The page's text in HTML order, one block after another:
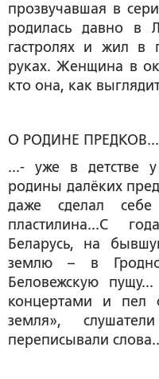
прозвучавшая в
родилась давно в
гастролях и жил в
руках. Женщина в
кто она, как
О РОДИНЕ ПРЕДКОВ...
...- уже в детстве
родины далёких
даже сделал
пластилина...С
Беларусь, на
землю – в
Беловежскую
концертами и пел
земля»,
переписывали